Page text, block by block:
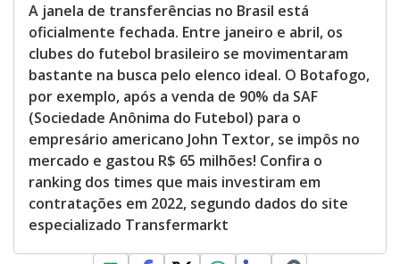
A janela de transferências no Brasil está
oficialmente fechada. Entre janeiro e abril, os
clubes do futebol brasileiro se movimentaram
bastante na busca pelo elenco ideal. O Botafogo,
por exemplo, após a venda de 90% da SAF
(Sociedade Anônima do Futebol) para o
empresário americano John Textor, se impôs no
mercado e gastou R$ 65 milhões! Confira o
ranking dos times que mais investiram em
contratações em 2022, segundo dados do site
especializado Transfermarkt